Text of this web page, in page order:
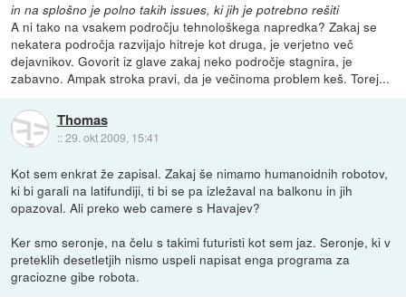
in na splošno je polno takih issues, ki jih je potrebno rešiti
A ni tako na vsakem področju tehnološkega napredka? Zakaj se
nekatera področja razvijajo hitreje kot druga, je verjetno več
dejavnikov. Govorit iz glave zakaj neko področje stagnira, je
zabavno. Ampak stroka pravi, da je večinoma problem keš. Torej...
Thomas
::29. okt 2009, 15:41
Kot sem enkrat že zapisal. Zakaj še nimamo humanoidnih robotov,
ki bi garali na latifundiji, ti bi se pa izležaval na balkonu in jih
opazoval. Ali preko web camere s Havajev?
Ker smo seronje, na čelu s takimi futuristi kot sem jaz. Seronje, ki v
preteklih desetletjih nismo uspeli napisat enga programa za
graciozne gibe robota.